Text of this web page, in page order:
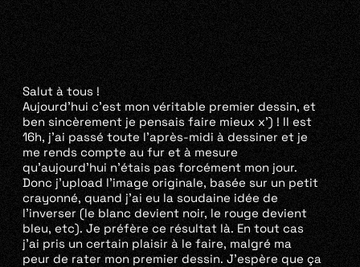
Salut à tous !
Aujourd’hui c’est mon véritable premier dessin, et
ben sincèrement je pensais faire mieux x’) ! Il est
16h, j’ai passé toute l’après-midi à dessiner et je
me rends compte au fur et à mesure
qu’aujourd’hui n’étais pas forcément mon jour.
Donc j’upload l’image originale, basée sur un petit
crayonné, quand j’ai eu la soudaine idée de
l’inverser (le blanc devient noir, le rouge devient
bleu, etc). Je préfère ce résultat là. En tout cas
j’ai pris un certain plaisir à le faire, malgré ma
peur de rater mon premier dessin. J’espère que ça